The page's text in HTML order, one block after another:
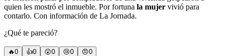
quien les mostró el inmueble. Por fortuna la mujer vivió para
contarlo. Con información de La Jornada.
¿Qué te pareció?
🔥0 👍0 😲0 😢0 😠0